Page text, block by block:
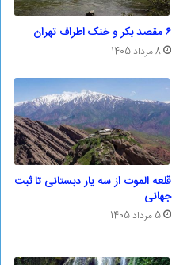
۶ مقصد بکر و خنک اطراف تهران
8 مرداد 1405
قلعه الموت از سه یار دبستانی تا ثبت
جهانی
5 مرداد 1405